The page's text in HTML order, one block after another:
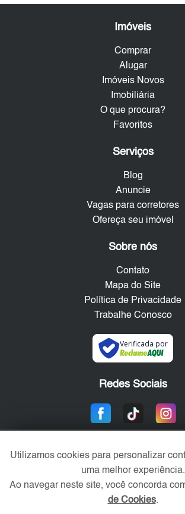
Imóveis
Comprar
Alugar
Imóveis Novos
Imobiliária
O que procura?
Favoritos
Serviços
Blog
Anuncie
Vagas para corretores
Ofereça seu imóvel
Sobre nós
Contato
Mapa do Site
Política de Privacidade
Trabalhe Conosco
Verificada por
Redes Sociais
Área exclusiva aos
Utilizamos cookies para personalizar
uma melhor experiência.
Ao navegar neste site, você concorda
de Cookies.